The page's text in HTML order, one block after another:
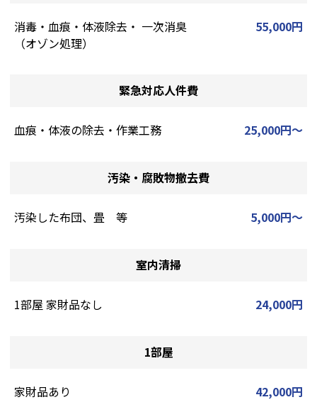
消毒・血痕・体液除去・ 一次消臭
（オゾン処理）
55,000円
緊急対応人件費
血痕・体液の除去・作業工務 25,000円～
汚染・腐敗物撤去費
汚染した布団、畳 等 5,000円～
室内清掃
1部屋 家財品なし 24,000円
1部屋
家財品あり 42,000円